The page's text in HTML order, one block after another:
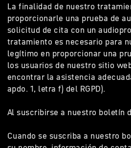
La finalidad de nuestro
proporcionarle una prueba de
solicitud de cita con un
tratamiento es necesario para
legítimo en proporcionar una
los usuarios de nuestro sitio
encontrar la asistencia
apdo. 1, letra f) del RGPD).
Al suscribirse a nuestro boletín
Cuando se suscriba a nuestro